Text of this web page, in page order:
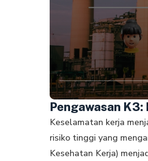
Pengawasan
Keselamatan kerja
risiko tinggi yang
Kesehatan Kerja)